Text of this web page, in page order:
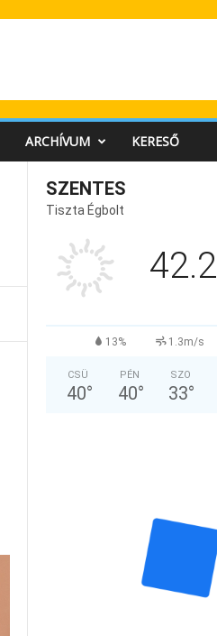
ARCHÍVUM KERESŐ
SZENTES
Tiszta Égbolt
42.2
13% 1.3m/s
CSÜ
40°
PÉN
40°
SZO
33°